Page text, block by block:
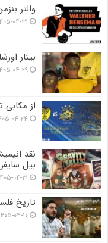
والتر
۱۴۰۵-۰۴-
بیتار
۱۴۰۵-۰۴-
از
۱۴۰۵-۰۴-
بیل
۱۴۰۵-۰۴-
تاریخ
۱۴۰۵-۰۴-